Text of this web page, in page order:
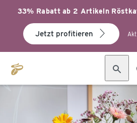
33% Rabatt ab 2 Artikeln
Jetzt profitieren